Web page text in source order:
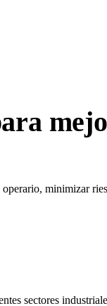
minimizar
sectores